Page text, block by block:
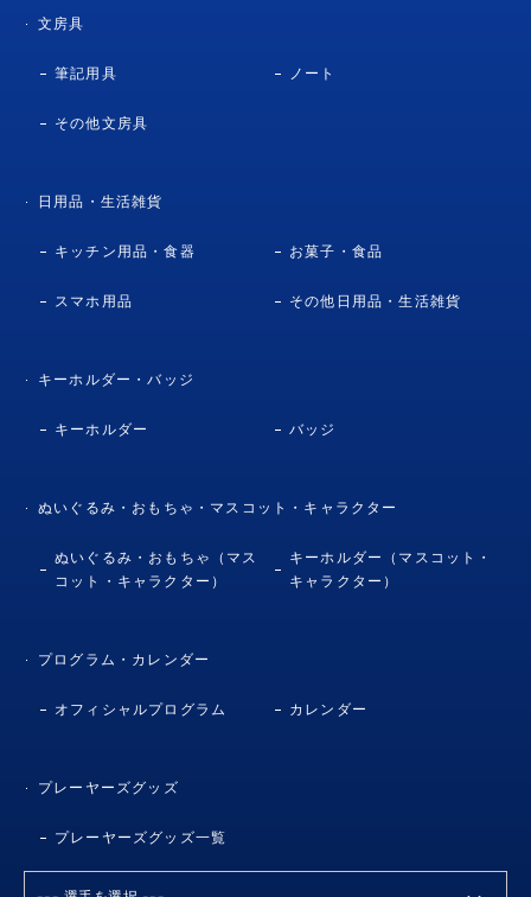
文房具
筆記用具 ノート
その他文房具
日用品・生活雑貨
キッチン用品・食器 お菓子・食品
スマホ用品 その他日用品・生活雑貨
キーホルダー・バッジ
キーホルダー バッジ
ぬいぐるみ・おもちゃ・マスコット・キャラクター
ぬいぐるみ・おもちゃ（マス
コット・キャラクター）
キーホルダー（マスコット・
キャラクター）
プログラム・カレンダー
オフィシャルプログラム カレンダー
プレーヤーズグッズ
プレーヤーズグッズ一覧